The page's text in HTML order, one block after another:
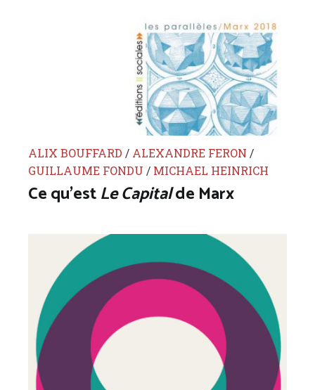
ALIX BOUFFARD / ALEXANDRE FERON /
GUILLAUME FONDU / MICHAEL HEINRICH
Ce qu’estLe Capitalde Marx